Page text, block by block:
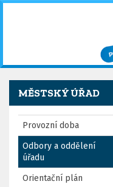
MĚSTSKÝ ÚŘAD
Provozní doba
Odbory a oddělení
úřadu
Orientační plán